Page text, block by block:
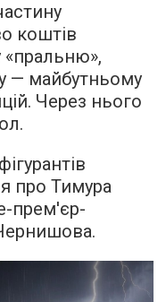
коштів
«пральню»,
— майбутньому
Через нього
про Тимура
прем'єр-